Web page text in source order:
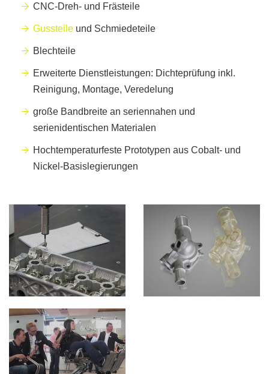
CNC-Dreh- und Frästeile
Gussteile und Schmiedeteile
Blechteile
Erweiterte Dienstleistungen: Dichteprüfung inkl.
Reinigung, Montage, Veredelung
große Bandbreite an seriennahen und
serienidentischen Materialen
Hochtemperaturfeste Prototypen aus Cobalt- und
Nickel-Basislegierungen